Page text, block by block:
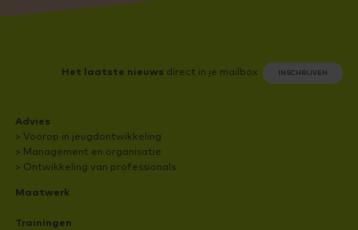
Het laatste nieuws direct in je mailbox INSCHRIJVEN
Advies
> Voorop in jeugdontwikkeling
> Management en organisatie
> Ontwikkeling van professionals
Maatwerk
Trainingen